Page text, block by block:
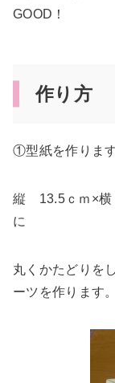
GOOD！
作り方
①型紙を作ります
縦 13.5ｃｍ×
に
丸くかたどりを
ーツを作ります。